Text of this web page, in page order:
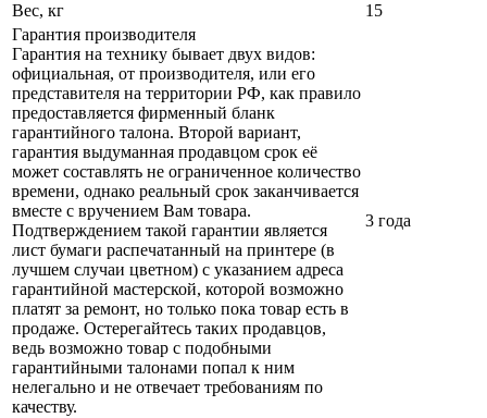
Вес, кг
15
Гарантия производителя
Гарантия на технику бывает двух видов:
официальная, от производителя, или его
представителя на территории РФ, как правило
предоставляется фирменный бланк
гарантийного талона. Второй вариант,
гарантия выдуманная продавцом срок её
может составлять не ограниченное количество
времени, однако реальный срок заканчивается
вместе с вручением Вам товара.
Подтверждением такой гарантии является
лист бумаги распечатанный на принтере (в
лучшем случаи цветном) с указанием адреса
гарантийной мастерской, которой возможно
платят за ремонт, но только пока товар есть в
продаже. Остерегайтесь таких продавцов,
ведь возможно товар с подобными
гарантийными талонами попал к ним
нелегально и не отвечает требованиям по
качеству.
3 года